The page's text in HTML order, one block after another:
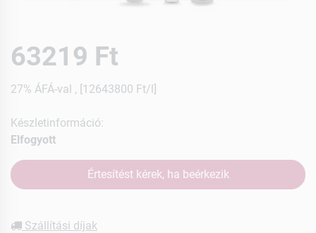
63219 Ft
27% ÁFÁ-val , [12643800 Ft/l]
Készletinformáció:
Elfogyott
Értesítést kérek, ha beérkezik
Szállítási díjak